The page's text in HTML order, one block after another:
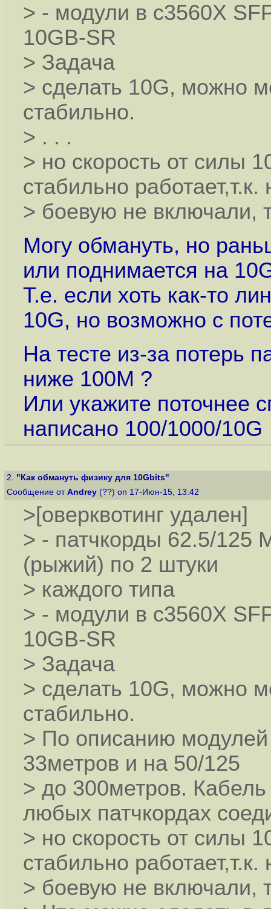
> - модули в c3560X
10GB-SR
> Задача
> сделать 10G, можно
стабильно.
> . . .
> но скорость от силы
стабильно работает,т.к.
> боевую не включали,
Могу обмануть, но
или поднимается на
Т.е. если хоть как-то
10G, но возможно с
На тесте из-за потерь
ниже 100M ?
Или укажите поточнее
написано 100/1000/10G
2. "Как обмануть физику для 10Gbits"
Сообщение от Andrey (??) on 17-Июн-15, 13:42
>[оверквотинг удален]
> - патчкорды 62.5/125
(рыжий) по 2 штуки
> каждого типа
> - модули в c3560X
10GB-SR
> Задача
> сделать 10G, можно
стабильно.
> По описанию
33метров и на 50/125
> до 300метров.
любых патчкордах
> но скорость от силы
стабильно работает,т.к.
> боевую не включали,